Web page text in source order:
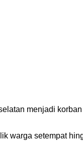
menjadi
warga setempat